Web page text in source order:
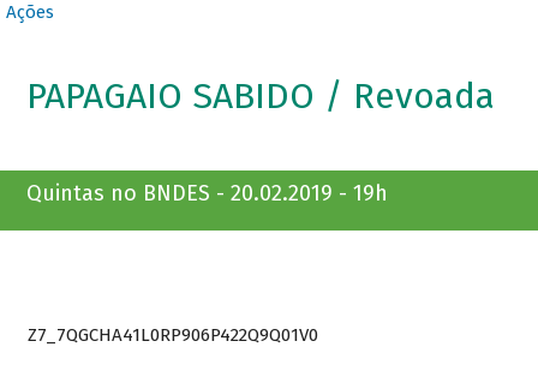
Ações
PAPAGAIO SABIDO / Revoada
Quintas no BNDES - 20.02.2019 - 19h
Z7_7QGCHA41L0RP906P422Q9Q01V0